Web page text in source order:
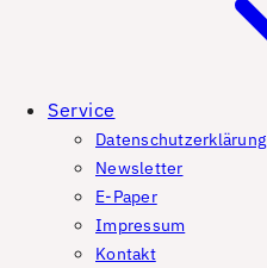
Service
Datenschutzerklärung
Newsletter
E-Paper
Impressum
Kontakt